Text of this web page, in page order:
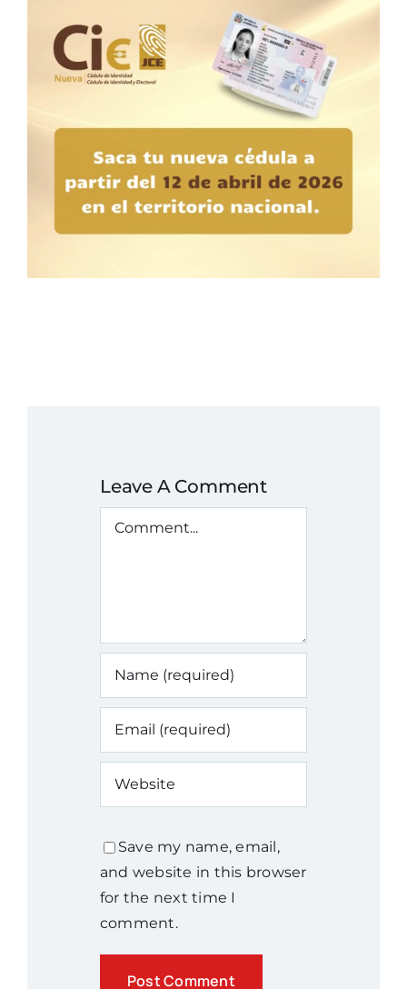
Leave A Comment
Comment
Save my name, email,
and website in this browser
for the next time I
comment.